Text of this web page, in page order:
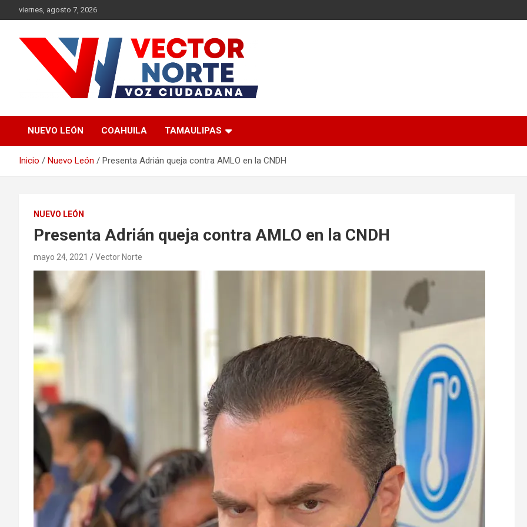
al
viernes, agosto 7, 2026
Vector Norte
NUEVO LEÓN COAHUILA TAMAULIPAS
Inicio Nuevo León Presenta Adrián queja contra AMLO en la CNDH
NUEVO LEÓN
Presenta Adrián queja contra AMLO en la CNDH
mayo 24, 2021 Vector Norte